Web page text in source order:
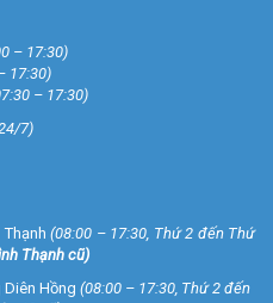
– 17:30)
17:30)
– 17:30)
7)
(08:00 – 17:30, Thứ 2 đến Thứ
Thạnh cũ)
Diên Hồng (08:00 – 17:30, Thứ 2 đến